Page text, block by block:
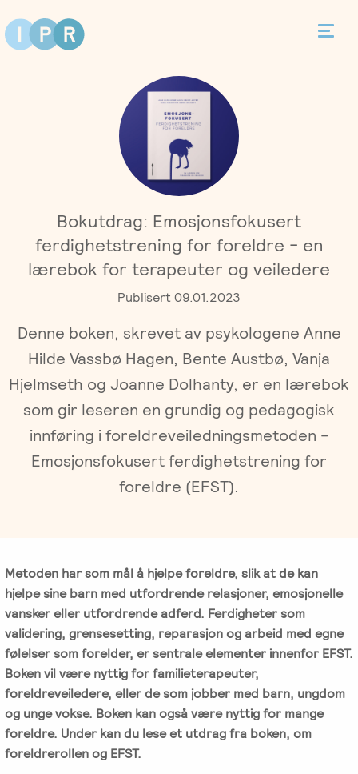
Individualterapi
Parterapi
Foreldreveiledning
Gruppeterapi
Video-
og
telefonterapi
Terapiforberedende
behandling
Priser
Bergen
Oslo
Kurs
Trykk
her
for
og
Spesialistutdanning
for
psykologer
og
leger
EFT
-
Videreutdanning
for
Om oss
Vår
historie
Innsikt
Jobb
ved
IPR
Videoer
om
følelser
Spisskompetanse
Emosjonsfokusert
Sakkyndig
arbeid
Forskning
Veiledning
i
EFT
Arbeidsrettet
Norsk
Institutt
for
Emosjonsfokusert
Terapi
(NIEFT)
Bli
medlem
i
Bokutdrag: Emosjonsfokusert
ferdighetstrening for foreldre - en
lærebok for terapeuter og veiledere
Publisert 09.01.2023
Denne boken, skrevet av psykologene Anne
Hilde Vassbø Hagen, Bente Austbø, Vanja
Hjelmseth og Joanne Dolhanty, er en lærebok
som gir leseren en grundig og pedagogisk
innføring i foreldreveiledningsmetoden -
Emosjonsfokusert ferdighetstrening for
foreldre (EFST).
Metoden har som mål å hjelpe foreldre, slik at de kan
hjelpe sine barn med utfordrende relasjoner, emosjonelle
vansker eller utfordrende adferd. Ferdigheter som
validering, grensesetting, reparasjon og arbeid med egne
følelser som forelder, er sentrale elementer innenfor EFST.
Boken vil være nyttig for familieterapeuter,
foreldreveiledere, eller de som jobber med barn, ungdom
og unge vokse. Boken kan også være nyttig for mange
foreldre. Under kan du lese et utdrag fra boken, om
foreldrerollen og EFST.